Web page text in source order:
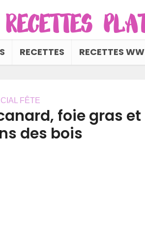
RECETTES RECETTES WW
FÊTE
foie gras et
des bois